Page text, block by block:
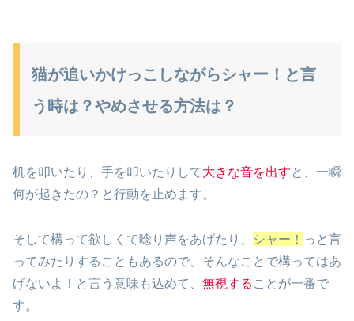
猫が追いかけっこしながらシャー！と言
う時は？やめさせる方法は？
机を叩いたり、手を叩いたりして大きな音を出す と、一瞬
何が起きたの？と行動を止めます。
そして構って欲しくて唸り声をあげたり、 シャー！ っと言
ってみたりすることもあるので、そんなことで構ってはあ
げないよ！と言う意味も込めて、 無視する ことが一番で
す。